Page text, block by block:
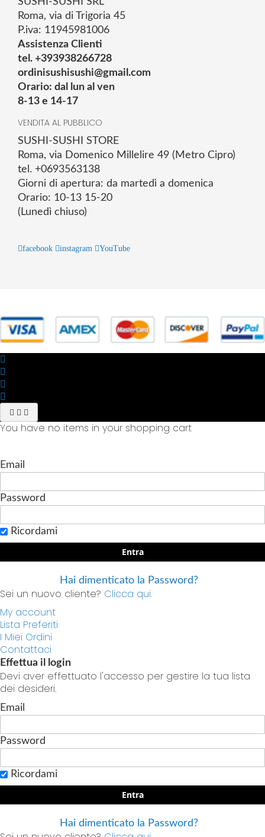
Roma, via di Trigoria 45
P.iva: 11945981006
Assistenza Clienti
tel. +393938266728
ordinisushisushi@gmail.com
Orario: dal lun al ven
8-13 e 14-17
VENDITA AL PUBBLICO
SUSHI-SUSHI STORE
Roma, via Domenico Millelire 49 (Metro Cipro)
tel. +0693563138
Giorni di apertura: da martedì a domenica
Orario: 10-13 15-20
(Lunedì chiuso)
facebook instagram YouTube
You have no items in your shopping cart
Email
Password
Ricordami
Entra
Hai dimenticato la Password?
Sei un nuovo cliente? Clicca qui.
My account
Lista Preferiti
I Miei Ordini
Contattaci
Effettua il login
Devi aver effettuato l'accesso per gestire la tua lista
dei desideri.
Email
Password
Ricordami
Entra
Hai dimenticato la Password?